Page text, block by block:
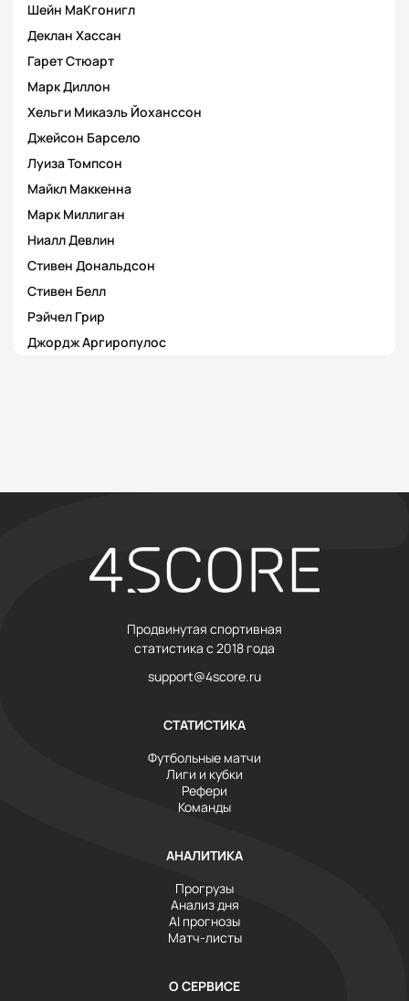
Шейн МаКгонигл
Деклан Хассан
Гарет Стюарт
Марк Диллон
Хельги Микаэль Йоханссон
Джейсон Барсело
Луиза Томпсон
Майкл Маккенна
Марк Миллиган
Ниалл Девлин
Стивен Дональдсон
Стивен Белл
Рэйчел Грир
Джордж Аргиропулос
Продвинутая спортивная
статистика с 2018 года
support@4score.ru
СТАТИСТИКА
Футбольные матчи
Лиги и кубки
Рефери
Команды
АНАЛИТИКА
Прогрузы
Анализ дня
AI прогнозы
Матч-листы
О СЕРВИСЕ